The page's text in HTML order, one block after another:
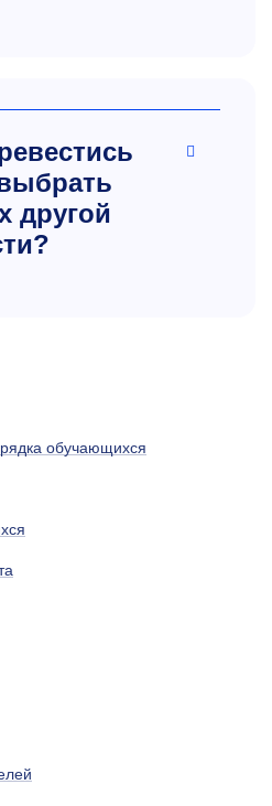
другой
обучающихся